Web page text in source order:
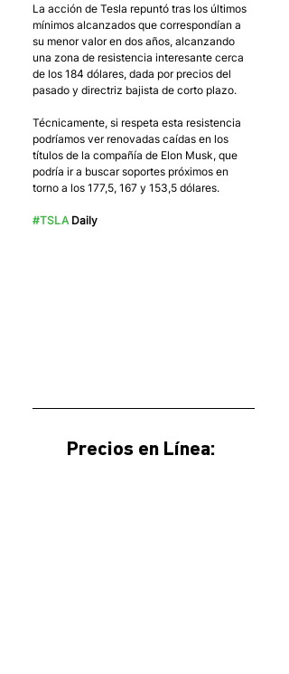
La acción de Tesla repuntó tras los últimos
mínimos alcanzados que correspondían a
su menor valor en dos años, alcanzando
una zona de resistencia interesante cerca
de los 184 dólares, dada por precios del
pasado y directriz bajista de corto plazo.
Técnicamente, si respeta esta resistencia
podríamos ver renovadas caídas en los
títulos de la compañía de Elon Musk, que
podría ir a buscar soportes próximos en
torno a los 177,5, 167 y 153,5 dólares.
#TSLA Daily
Precios en Línea: